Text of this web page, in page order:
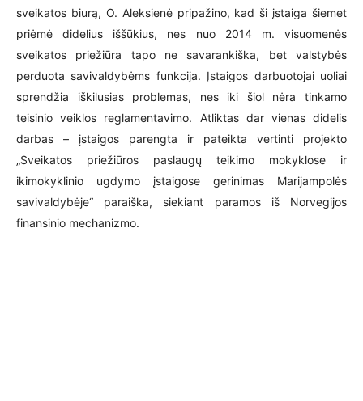
sveikatos biurą, O. Aleksienė pripažino, kad ši įstaiga šiemet
priėmė didelius iššūkius, nes nuo 2014 m. visuomenės
sveikatos priežiūra tapo ne savarankiška, bet valstybės
perduota savivaldybėms funkcija. Įstaigos darbuotojai uoliai
sprendžia iškilusias problemas, nes iki šiol nėra tinkamo
teisinio veiklos reglamentavimo. Atliktas dar vienas didelis
darbas – įstaigos parengta ir pateikta vertinti projekto
„Sveikatos priežiūros paslaugų teikimo mokyklose ir
ikimokyklinio ugdymo įstaigose gerinimas Marijampolės
savivaldybėje“ paraiška, siekiant paramos iš Norvegijos
finansinio mechanizmo.